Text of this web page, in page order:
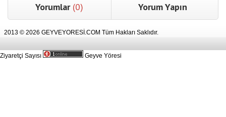
Yorumlar (0) Yorum Yapın
2013 © 2026 GEYVEYORESİ.COM Tüm Hakları Saklıdır.
Ziyaretçi Sayısı Geyve Yöresi